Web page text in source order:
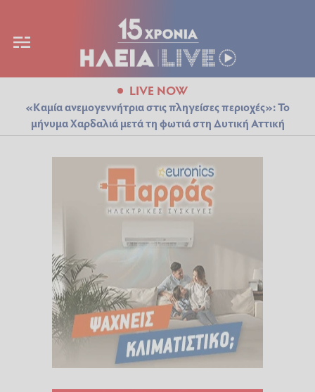
LIVE NOW
«Καμία ανεμογεννήτρια στις πληγείσες περιοχές»: Το
μήνυμα Χαρδαλιά μετά τη φωτιά στη Δυτική Αττική